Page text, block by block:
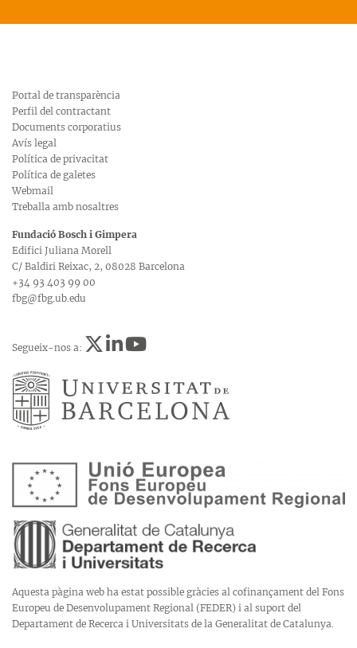
Portal de transparència
Perfil del contractant
Documents corporatius
Avís legal
Política de privacitat
Política de galetes
Webmail
Treballa amb nosaltres
Fundació Bosch i Gimpera
Edifici Juliana Morell
C/ Baldiri Reixac, 2, 08028 Barcelona
+34 93 403 99 00
fbg@fbg.ub.edu
Segueix-nos a:
Aquesta pàgina web ha estat possible gràcies al cofinançament del Fons
Europeu de Desenvolupament Regional (FEDER) i al suport del
Departament de Recerca i Universitats de la Generalitat de Catalunya.